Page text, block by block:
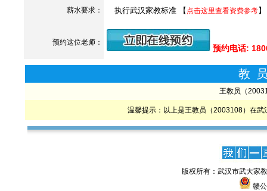
薪水要求： 执行武汉家教标准 【 点击这里查看资费参考】
预约这位老师：
预约电话:
教
王教员（
温馨提示：以上是王教员（2003108）在
版权所有：武汉市武大家
赣